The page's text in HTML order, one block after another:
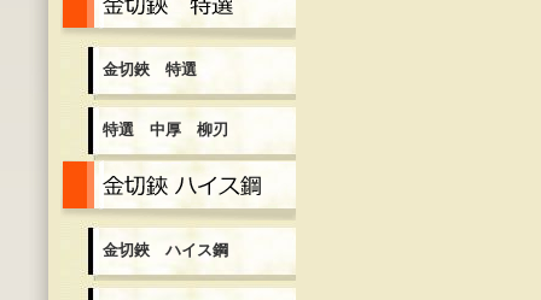
金切鋏 特選
特選 中厚 柳刃
金切鋏 ハイス鋼